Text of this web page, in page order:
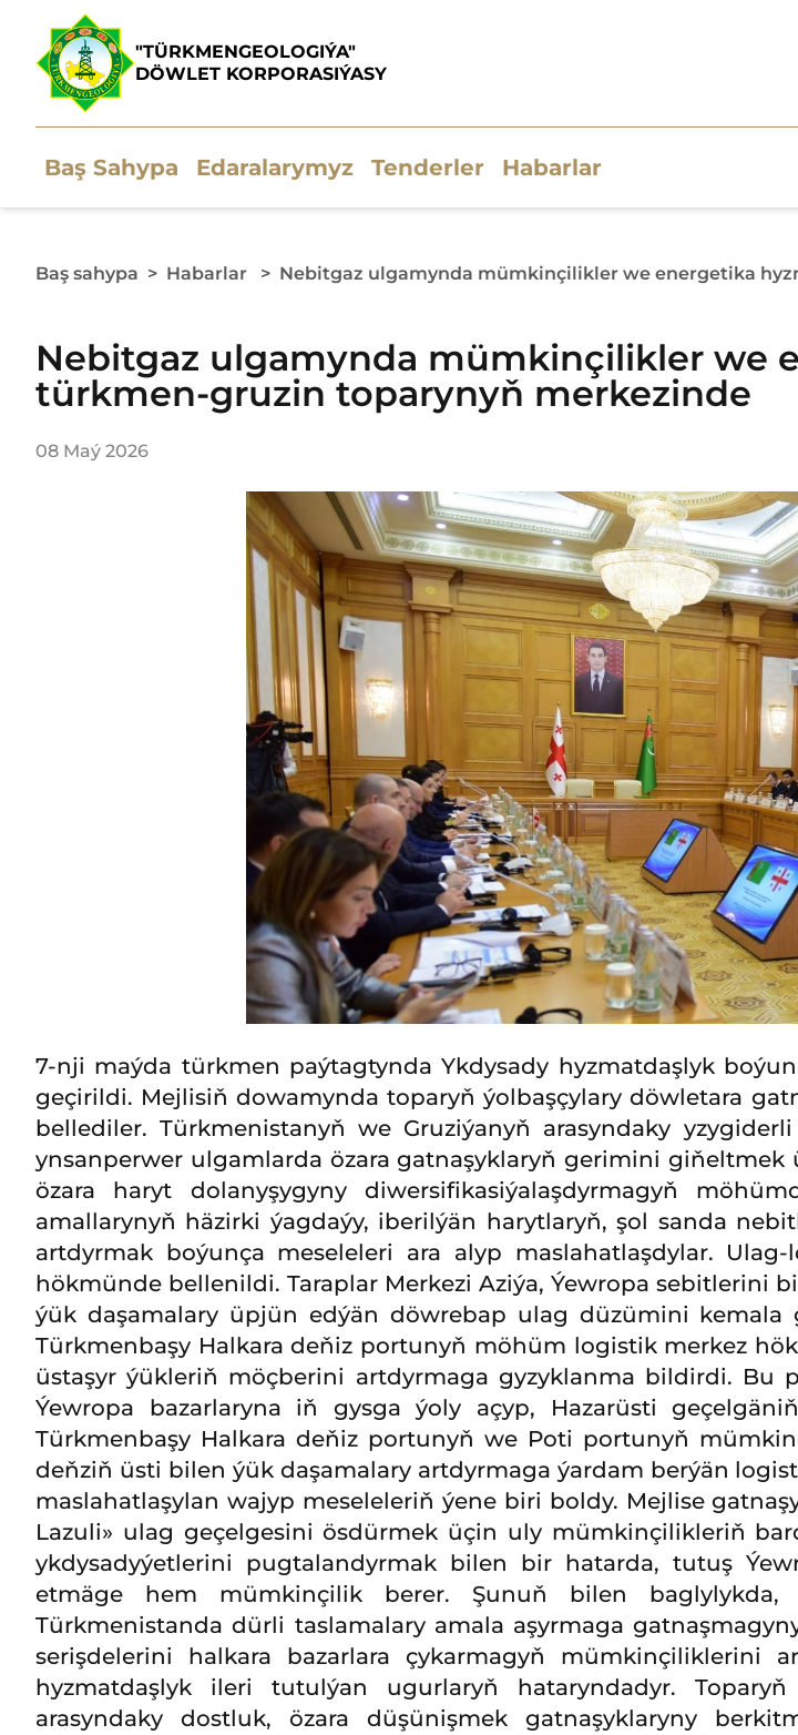
"TÜRKMENGEOLOGIÝA"
DÖWLET KORPORASIÝASY
Baş Sahypa Edaralarymyz Tenderler Habarlar
Baş sahypa > Habarlar > Nebitgaz ulgamynda mümkinçilikler we energetika
Nebitgaz ulgamynda mümkinçilikler we
türkmen-gruzin toparynyň merkezinde
08 Maý 2026
7-nji maýda türkmen paýtagtynda Ykdysady hyzmatdaşlyk
geçirildi. Mejlisiň dowamynda toparyň ýolbaşçylary döwletara
bellediler. Türkmenistanyň we Gruziýanyň arasyndaky
ynsanperwer ulgamlarda özara gatnaşyklaryň gerimini
özara haryt dolanyşygyny diwersifikasiýalaşdyrmagyň
amallarynyň häzirki ýagdaýy, iberilýän harytlaryň, şol sanda
artdyrmak boýunça meseleleri ara alyp maslahatlaşdylar.
hökmünde bellenildi. Taraplar Merkezi Aziýa, Ýewropa sebitlerini
ýük daşamalary üpjün edýän döwrebap ulag düzümini kemala
Türkmenbaşy Halkara deňiz portunyň möhüm logistik merkez
üstaşyr ýükleriň möçberini artdyrmaga gyzyklanma bildirdi.
Ýewropa bazarlaryna iň gysga ýoly açyp, Hazarüsti
Türkmenbaşy Halkara deňiz portunyň we Poti portunyň
deňziň üsti bilen ýük daşamalary artdyrmaga ýardam berýän
maslahatlaşylan wajyp meseleleriň ýene biri boldy. Mejlise
Lazuli» ulag geçelgesini ösdürmek üçin uly mümkinçilikleriň
ykdysadyýetlerini pugtalandyrmak bilen bir hatarda, tutuş
etmäge hem mümkinçilik berer. Şunuň bilen baglylykda,
Türkmenistanda dürli taslamalary amala aşyrmaga
serişdelerini halkara bazarlara çykarmagyň mümkinçiliklerini
hyzmatdaşlyk ileri tutulýan ugurlaryň hataryndadyr.
arasyndaky dostluk, özara düşünişmek gatnaşyklaryny